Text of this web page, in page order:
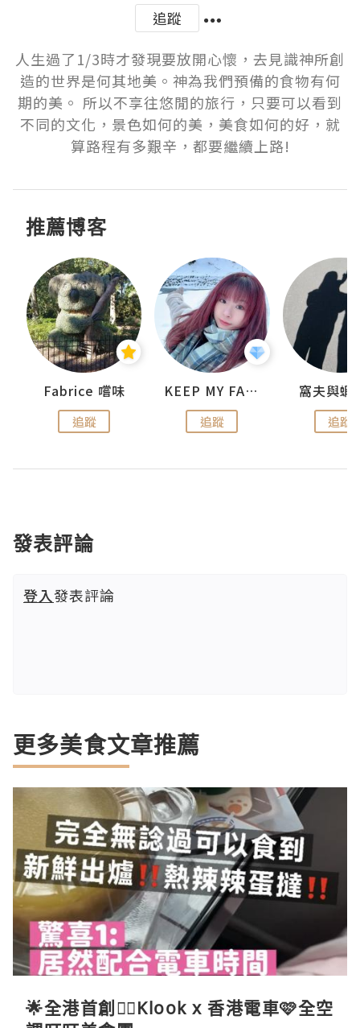
追蹤
人生過了1/3時才發現要放開心懷，去見識神所創
造的世界是何其地美。神為我們預備的食物有何
期的美。 所以不享往悠閒的旅行，只要可以看到
不同的文化，景色如何的美，美食如何的好，就
算路程有多艱辛，都要繼續上路!
推薦博客
Fabrice 嚐味
追蹤
KEEP MY FAITH
追蹤
窩夫與蝦
追蹤
發表評論
登入發表評論
更多美食文章推薦
🌟全港首創☝🏻Klook x 香港電車🩷全空